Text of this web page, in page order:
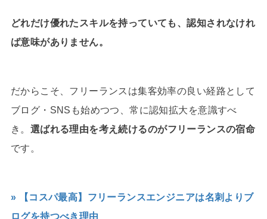
どれだけ優れたスキルを持っていても、認知されなけれ
ば意味がありません。
だからこそ、フリーランスは集客効率の良い経路として
ブログ・SNSも始めつつ、常に認知拡大を意識すべ
き。 選ばれる理由を考え続けるのがフリーランスの宿命
です。
» 【コスパ最高】フリーランスエンジニアは名刺よりブ
ログを持つべき理由